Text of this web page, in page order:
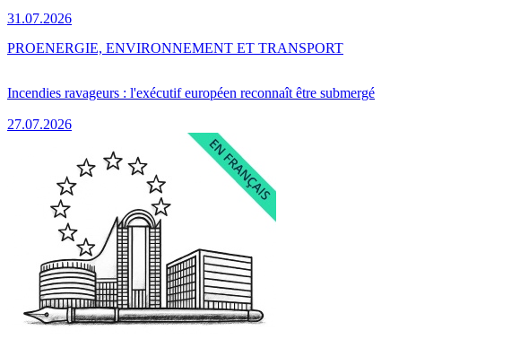
31.07.2026
Incendies ravageurs : l'exécutif européen reconnaît être submergé
27.07.2026
PROENERGIE, ENVIRONNEMENT ET TRANSPORT